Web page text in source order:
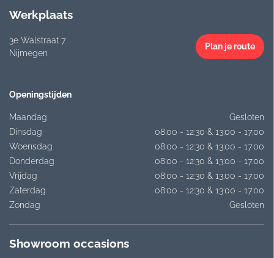
Werkplaats
3e Walstraat 7
Nijmegen
Plan je route
Openingstijden
Maandag
Gesloten
Dinsdag
08:00 - 12:30 & 13:00 - 17:00
Woensdag
08:00 - 12:30 & 13:00 - 17:00
Donderdag
08:00 - 12:30 & 13:00 - 17:00
Vrijdag
08:00 - 12:30 & 13:00 - 17:00
Zaterdag
08:00 - 12:30 & 13:00 - 17:00
Zondag
Gesloten
Showroom occasions